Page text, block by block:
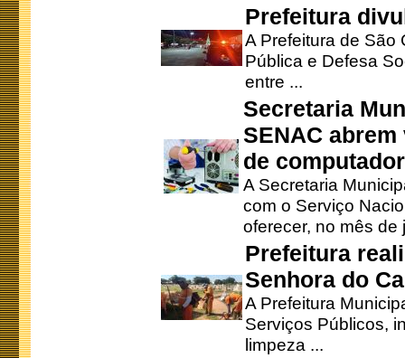
Prefeitura
A Prefeitura de São
Pública e Defesa
entre ...
Secretaria
SENAC
de
A Secretaria
com o Serviço
oferecer, no mês de
Prefeitura
Senhora do
A Prefeitura
Serviços Públicos,
limpeza ...